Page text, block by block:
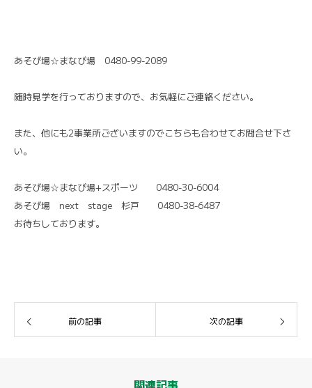
あそび場☆まなび場 0480-99-2089
随時見学を行っておりますので、お気軽にご連絡ください。
また、他にも2事業所ございますのでこちらも合わせてお問合せ下さ
い。
あそび場☆まなび場+スポーツ 0480-30-6004
あそび場 next stage 杉戸 0480-38-6487
お待ちしております。
前の記事 次の記事
関連記事